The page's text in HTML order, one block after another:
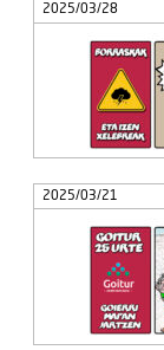
2025/03/28
2025/03/21